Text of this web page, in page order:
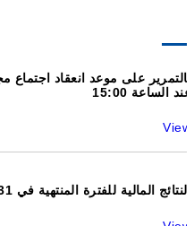
عند الساعة 15:00
View
النتائج المالية للفترة المنتهية في 31 مارس,2025